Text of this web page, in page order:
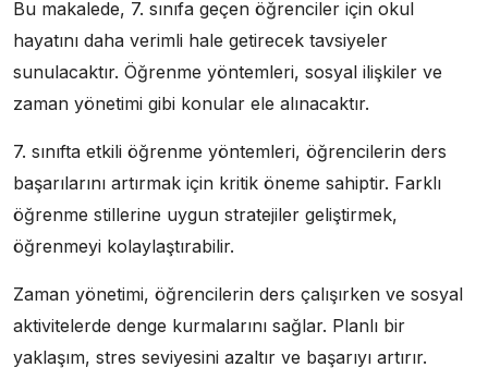
Bu makalede, 7. sınıfa geçen öğrenciler için okul
hayatını daha verimli hale getirecek tavsiyeler
sunulacaktır. Öğrenme yöntemleri, sosyal ilişkiler ve
zaman yönetimi gibi konular ele alınacaktır.
7. sınıfta etkili öğrenme yöntemleri, öğrencilerin ders
başarılarını artırmak için kritik öneme sahiptir. Farklı
öğrenme stillerine uygun stratejiler geliştirmek,
öğrenmeyi kolaylaştırabilir.
Zaman yönetimi, öğrencilerin ders çalışırken ve sosyal
aktivitelerde denge kurmalarını sağlar. Planlı bir
yaklaşım, stres seviyesini azaltır ve başarıyı artırır.